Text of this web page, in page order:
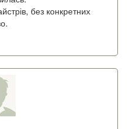
без конкретних